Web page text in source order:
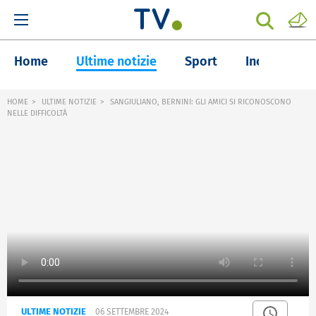
Home Ultime notizie Sport Inchieste
HOME ULTIME NOTIZIE
SANGIULIANO, BERNINI: GLI AMICI SI RICONOSCONO
NELLE DIFFICOLTÀ
ULTIME NOTIZIE 06 SETTEMBRE 2024